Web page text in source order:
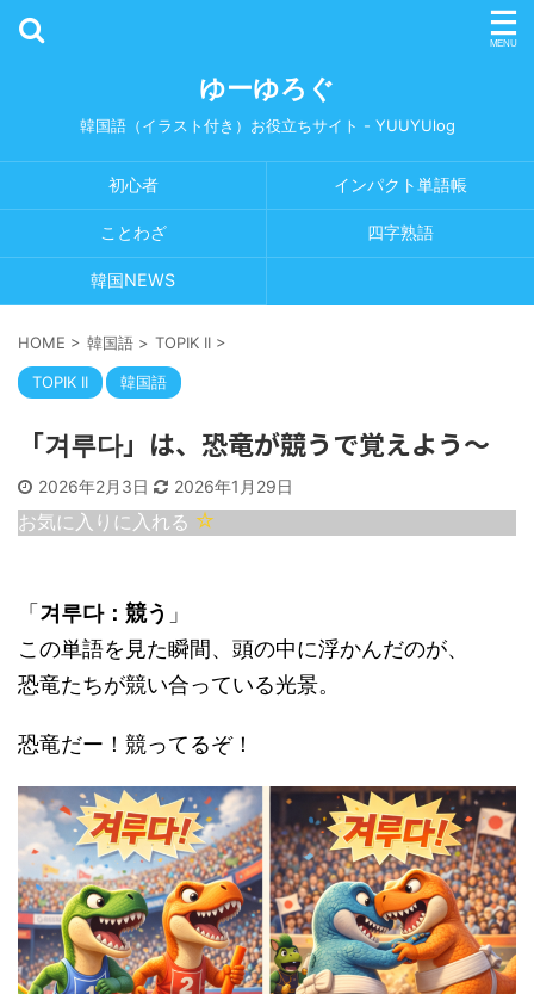
ゆーゆろぐ
韓国語（イラスト付き）お役立ちサイト - YUUYUlog
初心者 インパクト単語帳
ことわざ 四字熟語
韓国NEWS
HOME > 韓国語 > TOPIK II >
TOPIK II 韓国語
「겨루다」は、恐竜が競うで覚えよう〜
2026年2月3日 2026年1月29日
お気に入りに入れる
「 겨루다：競う 」
この単語を見た瞬間、頭の中に浮かんだのが、
恐竜たちが競い合っている光景。
恐竜だー！競ってるぞ！